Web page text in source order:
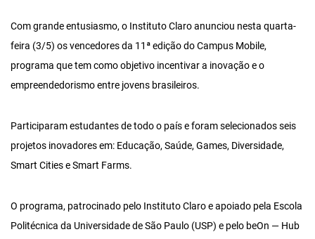
Com grande entusiasmo, o Instituto Claro anunciou nesta quarta-
feira (3/5) os vencedores da 11ª edição do Campus Mobile,
programa que tem como objetivo incentivar a inovação e o
empreendedorismo entre jovens brasileiros.
Participaram estudantes de todo o país e foram selecionados seis
projetos inovadores em: Educação, Saúde, Games, Diversidade,
Smart Cities e Smart Farms.
O programa, patrocinado pelo Instituto Claro e apoiado pela Escola
Politécnica da Universidade de São Paulo (USP) e pelo beOn — Hub